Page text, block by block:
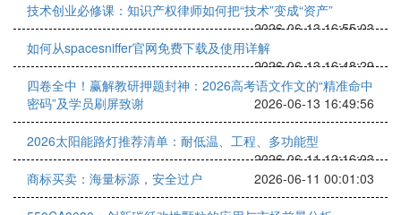
技术创业必修课：知识产权律师如何把“技术”变成“资产”
2026-06-13 16:55:03
如何从spacesniffer官网免费下载及使用详解
2026-06-13 16:48:29
四卷全中！赢解教研押题封神：2026高考语文作文的“精准命中
密码”及学员刷屏致谢
2026-06-13 16:49:56
2026太阳能路灯推荐清单：耐低温、工程、多功能型
2026-06-11 12:16:03
商标买卖：海量标源，安全过户
2026-06-11 00:01:03